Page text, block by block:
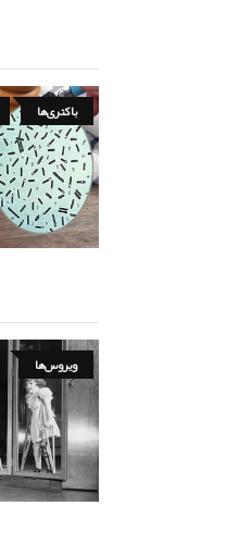
باکتری‌ها
ویروس‌ها